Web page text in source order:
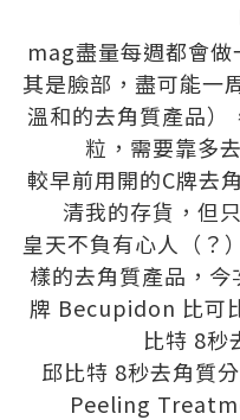
mag盡量每週都會
其是臉部，盡可能一
溫和的去角質產品
粒，需要靠多
較早前用開的C牌去
清我的存貨，但
皇天不負有心人（？
樣的去角質產品，
牌 Becupidon 比可
比特 8秒
邱比特 8秒去角質
Peeling